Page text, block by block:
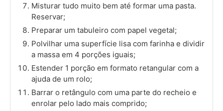
Misturar tudo muito bem até formar uma pasta.
Reservar;
Preparar um tabuleiro com papel vegetal;
Polvilhar uma superfície lisa com farinha e dividir
a massa em 4 porções iguais;
Estender 1 porção em formato retangular com a
ajuda de um rolo;
Barrar o retângulo com uma parte do recheio e
enrolar pelo lado mais comprido;